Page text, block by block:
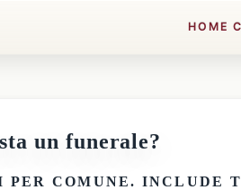
HOME
un funerale?
PER COMUNE. INCLUDE